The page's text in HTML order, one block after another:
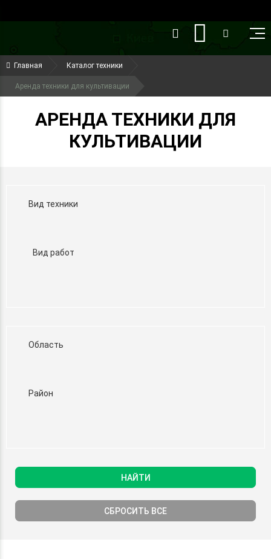
(099) 644-79-22
Главная Каталог техники
Аренда техники для культивации
АРЕНДА ТЕХНИКИ ДЛЯ
КУЛЬТИВАЦИИ
Вид техники
Вид работ
Область
Район
НАЙТИ
СБРОСИТЬ ВСЕ